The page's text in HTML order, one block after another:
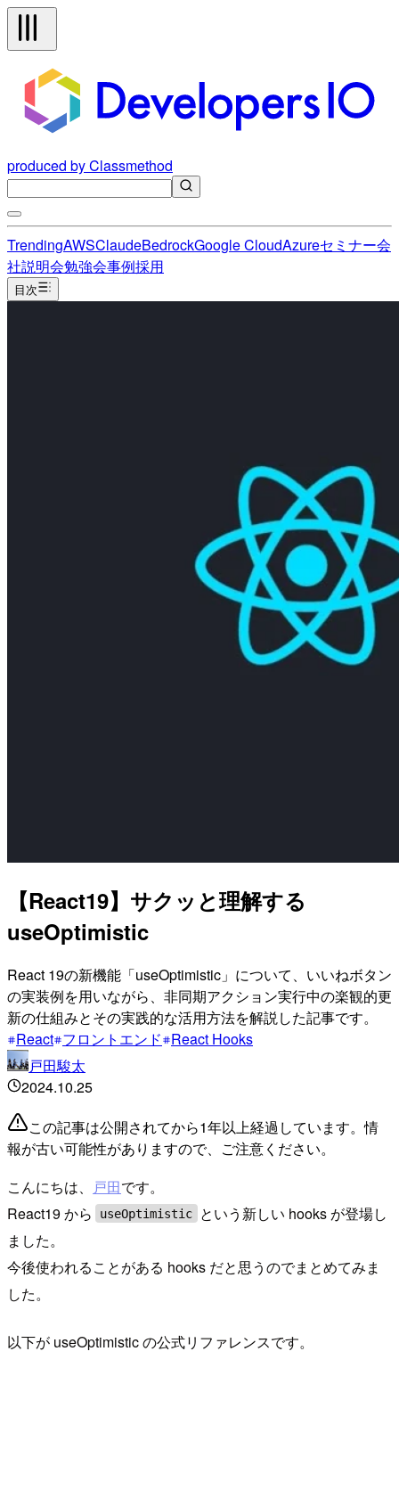
produced by Classmethod
TrendingAWSClaudeBedrockGoogle CloudAzureセミナー会
社説明会勉強会事例採用
目次
【React19】サクッと理解する
useOptimistic
React 19の新機能「useOptimistic」について、いいねボタン
の実装例を用いながら、非同期アクション実行中の楽観的更
新の仕組みとその実践的な活用方法を解説した記事です。
React フロントエンド React Hooks
戸田駿太
2024.10.25
この記事は公開されてから1年以上経過しています。情
報が古い可能性がありますので、ご注意ください。
こんにちは、
戸田です。
React19 から
useOptimistic
という新しい hooks が登場し
ました。
今後使われることがある hooks だと思うのでまとめてみま
した。
以下が useOptimistic の公式リファレンスです。